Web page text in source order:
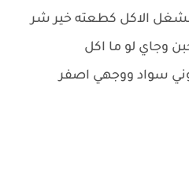
الاكل كطعته خير شر
وجاي لو ما اكل
سواد ووجهي اصفر